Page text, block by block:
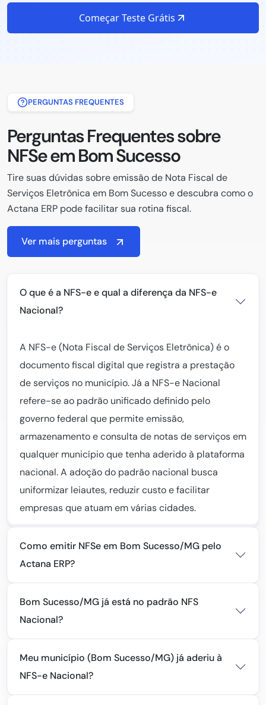
Começar Teste Grátis
PERGUNTAS FREQUENTES
Perguntas Frequentes sobre
NFSe em Bom Sucesso
Tire suas dúvidas sobre emissão de Nota Fiscal de
Serviços Eletrônica em Bom Sucesso e descubra como o
Actana ERP pode facilitar sua rotina fiscal.
Ver mais perguntas
O que é a NFS-e e qual a diferença da NFS-e
Nacional?
A NFS-e (Nota Fiscal de Serviços Eletrônica) é o
documento fiscal digital que registra a prestação
de serviços no município. Já a NFS-e Nacional
refere-se ao padrão unificado definido pelo
governo federal que permite emissão,
armazenamento e consulta de notas de serviços em
qualquer município que tenha aderido à plataforma
nacional. A adoção do padrão nacional busca
uniformizar leiautes, reduzir custo e facilitar
empresas que atuam em várias cidades.
Como emitir NFSe em Bom Sucesso/MG pelo
Actana ERP?
Bom Sucesso/MG já está no padrão NFS
Nacional?
Meu município (Bom Sucesso/MG) já aderiu à
NFS-e Nacional?